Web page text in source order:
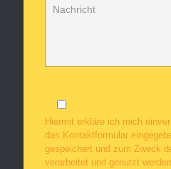
Hiermit erkläre ich mich
das Kontaktformular
gespeichert und zum Zweck
verarbeitet und genutzt